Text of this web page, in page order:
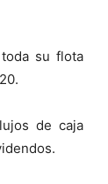
su flota
de caja